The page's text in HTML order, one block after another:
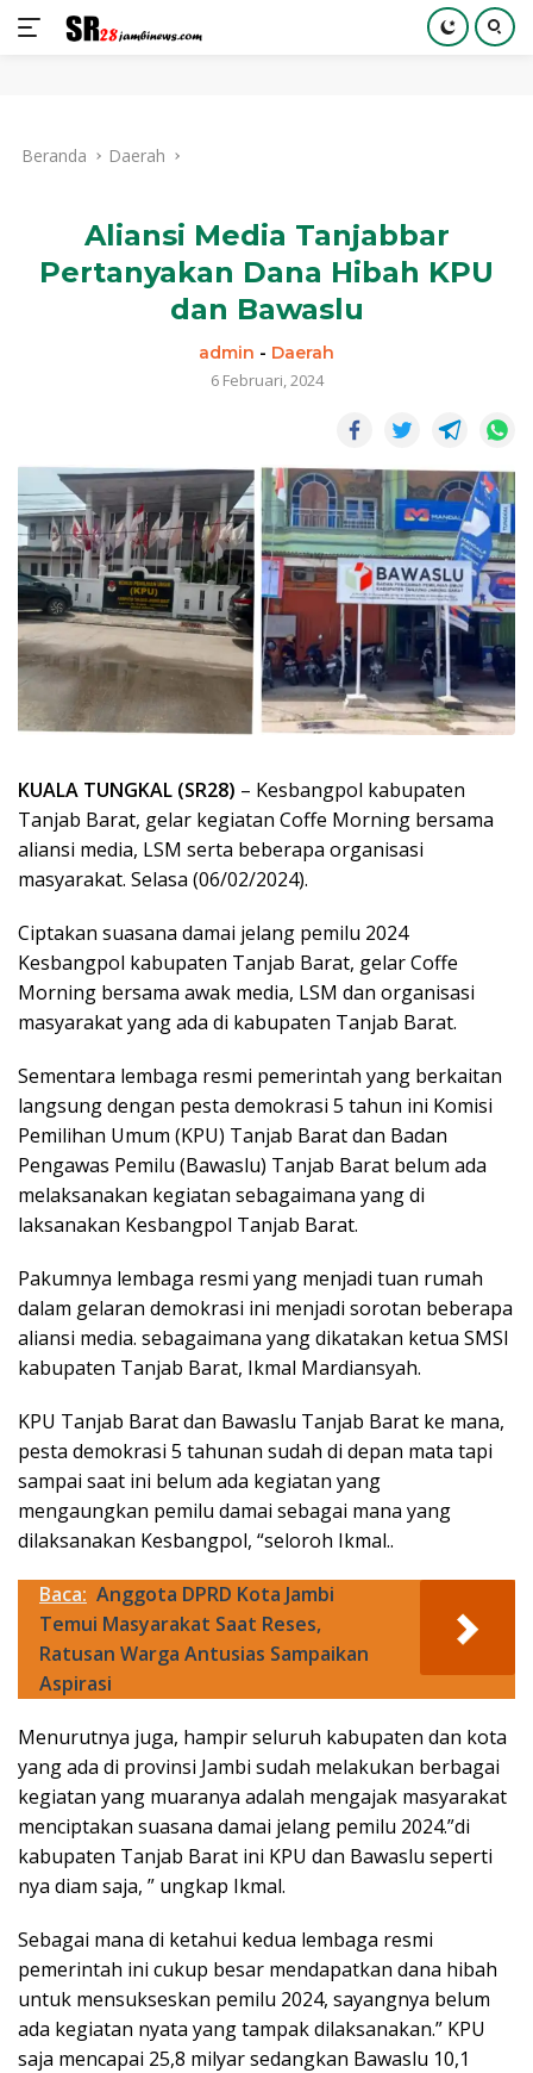
kontenBeranda Daerah
Aliansi Media Tanjabbar
Pertanyakan Dana Hibah KPU
dan Bawaslu
admin - Daerah
6 Februari, 2024
KUALA TUNGKAL (SR28) – Kesbangpol kabupaten
Tanjab Barat, gelar kegiatan Coffe Morning bersama
aliansi media, LSM serta beberapa organisasi
masyarakat. Selasa (06/02/2024).
Ciptakan suasana damai jelang pemilu 2024
Kesbangpol kabupaten Tanjab Barat, gelar Coffe
Morning bersama awak media, LSM dan organisasi
masyarakat yang ada di kabupaten Tanjab Barat.
Sementara lembaga resmi pemerintah yang berkaitan
langsung dengan pesta demokrasi 5 tahun ini Komisi
Pemilihan Umum (KPU) Tanjab Barat dan Badan
Pengawas Pemilu (Bawaslu) Tanjab Barat belum ada
melaksanakan kegiatan sebagaimana yang di
laksanakan Kesbangpol Tanjab Barat.
Pakumnya lembaga resmi yang menjadi tuan rumah
dalam gelaran demokrasi ini menjadi sorotan beberapa
aliansi media. sebagaimana yang dikatakan ketua SMSI
kabupaten Tanjab Barat, Ikmal Mardiansyah.
KPU Tanjab Barat dan Bawaslu Tanjab Barat ke mana,
pesta demokrasi 5 tahunan sudah di depan mata tapi
sampai saat ini belum ada kegiatan yang
mengaungkan pemilu damai sebagai mana yang
dilaksanakan Kesbangpol, “seloroh Ikmal..
Baca: Anggota DPRD Kota Jambi
Temui Masyarakat Saat Reses,
Ratusan Warga Antusias Sampaikan
Aspirasi
Menurutnya juga, hampir seluruh kabupaten dan kota
yang ada di provinsi Jambi sudah melakukan berbagai
kegiatan yang muaranya adalah mengajak masyarakat
menciptakan suasana damai jelang pemilu 2024.”di
kabupaten Tanjab Barat ini KPU dan Bawaslu seperti
nya diam saja, ” ungkap Ikmal.
Sebagai mana di ketahui kedua lembaga resmi
pemerintah ini cukup besar mendapatkan dana hibah
untuk mensukseskan pemilu 2024, sayangnya belum
ada kegiatan nyata yang tampak dilaksanakan.” KPU
saja mencapai 25,8 milyar sedangkan Bawaslu 10,1